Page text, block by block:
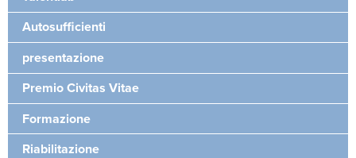
Autosufficienti
presentazione
Premio Civitas Vitae
Formazione
Riabilitazione